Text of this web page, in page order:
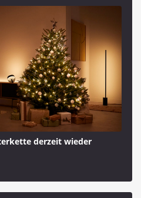
derzeit wieder